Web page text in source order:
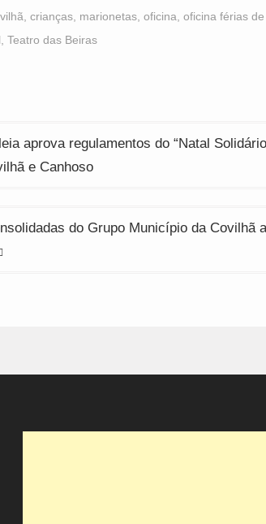
(Opens
new
window)
(Opens
in
new
window)
, crianças, marionetas, oficina, oficina férias
, Teatro das Beiras
aprova regulamentos do “Natal
e Canhoso
do Grupo Município da Covilhã